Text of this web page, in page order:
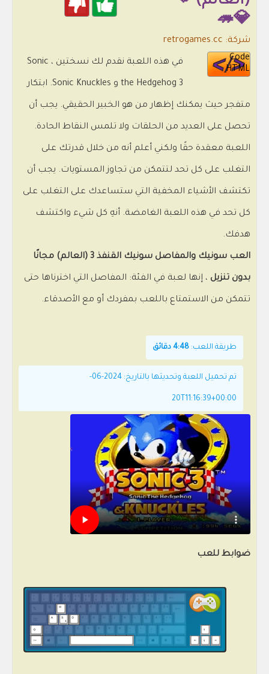
💎🦔
شركة: retrogames.cc
Code
HTML
في هذه اللعبة نقدم لك نسختين ، Sonic
the Hedgehog 3 و Sonic Knuckles. ابتكار
متفجر حيث يمكنك إظهار من هو الخبير الحقيقي. يجب أن
تحصل على العديد من الحلقات ولا تلمس النقاط الحادة.
اللعبة معقدة حقًا ولكني أعلم أنه من خلال قدرتك على
التغلب على كل تحد لتتمكن من تجاوز المستويات. يجب أن
تكتشف الأشياء المخفية التي ستساعدك على التغلب على
كل تحد في هذه اللعبة الغامضة. أنهِ كل شيء واكتشف
هدفك.
العب سونيك والمفاصل سونيك القنفذ 3 (العالم) مجانًا
بدون تنزيل ، إنها لعبة في الفئة: المفاصل التي اخترناها حتى
تتمكن من الاستمتاع باللعب بمفردك أو مع الأصدقاء.
طريقة اللعب: 4:48 دقائق
تم تحميل اللعبة وتحديثها بالتاريخ: 2024-06-
20T11:16:39+00:00
ضوابط للعب